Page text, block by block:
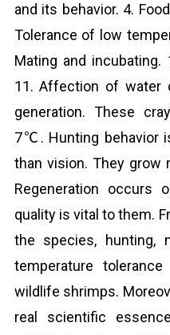
and its behavior. 4.
Tolerance of low
Mating and incubating.
11. Affection of water
generation. These
7℃. Hunting behavior
than vision. They grow
Regeneration occurs
quality is vital to them.
the species, hunting,
temperature
wildlife shrimps.
real scientific